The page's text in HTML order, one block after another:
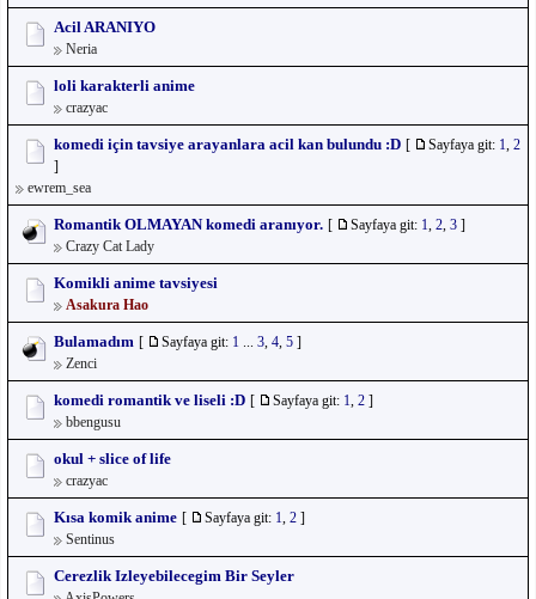
Acil ARANIYO
Neria
loli karakterli anime
crazyac
komedi için tavsiye arayanlara acil kan bulundu :D [ Sayfaya git: 1 2
]
ewrem_sea
Romantik OLMAYAN komedi aranıyor. [ Sayfaya git: 1 2 3 ]
Crazy Cat Lady
Komikli anime tavsiyesi
Asakura Hao
Bulamadım [ Sayfaya git: 1 3 4 5 ]
Zenci
komedi romantik ve liseli :D [ Sayfaya git: 1 2 ]
bbengusu
okul + slice of life
crazyac
Kısa komik anime [ Sayfaya git: 1 2 ]
Sentinus
Cerezlik Izleyebilecegim Bir Seyler